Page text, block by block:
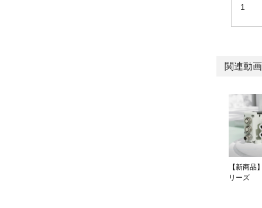
1
関連動画
【新商品
リーズ